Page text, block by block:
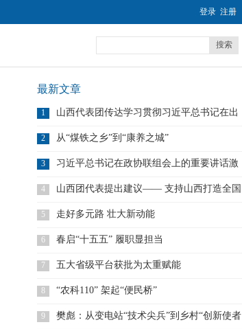
登录 注册
搜索
最新文章
1
山西代表团传达学习贯彻习近平总书记在出
席
2 从“煤铁之乡”到“康养之城”
3
习近平总书记在政协联组会上的重要讲话激
励
4 山西团代表提出建议—— 支持山西打造全国
5 走好多元路 壮大新动能
6 春启“十五五” 履职显担当
7 五大省级平台获批为太重赋能
8 “农科110” 架起“便民桥”
9 樊彪：从变电站“技术尖兵”到乡村“创新使者